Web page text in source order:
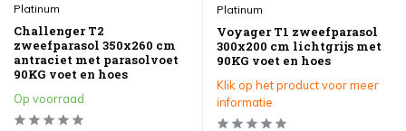
Platinum
Challenger T2
zweefparasol 350x260 cm
antraciet met parasolvoet
90KG voet en hoes
Op voorraad
Platinum
Voyager T1 zweefparasol
300x200 cm lichtgrijs met
90KG voet en hoes
Klik op het product voor meer
informatie